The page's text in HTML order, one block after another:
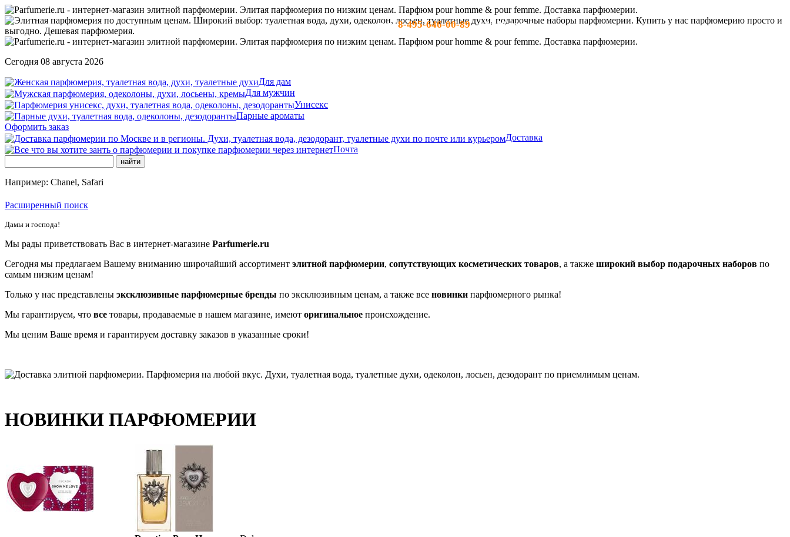
тел:8-495-646-00-89- c 10-19 по м.в.
Сегодня 08 августа 2026
Для дам
Для мужчин
Унисекс
Парные ароматы
Оформить заказ
Доставка
Почта
Например: Chanel, Safari
Расширенный поиск
Дамы и господа!
Мы рады приветствовать Вас в интернет-магазине Parfumerie.ru
Сегодня мы предлагаем Вашему вниманию широчайший ассортимент элитной парфюмерии, сопутствующих косметических товаров, а также широкий выбор подарочных наборов по
самым низким ценам!
Только у нас представлены эксклюзивные парфюмерные бренды по эксклюзивным ценам, а также все новинки парфюмерного рынка!
Мы гарантируем, что все товары, продаваемые в нашем магазине, имеют оригинальное происхождение.
Мы ценим Ваше время и гарантируем доставку заказов в указанные сроки!
НОВИНКИ ПАРФЮМЕРИИ